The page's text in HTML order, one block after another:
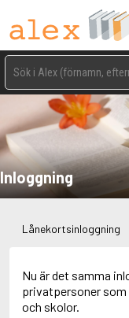
Inloggning
Lånekortsinloggning
Nu är det samma
privatpersoner
och skolor.